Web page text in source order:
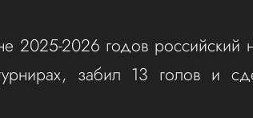
2025-2026 годов
забил 13 голов и